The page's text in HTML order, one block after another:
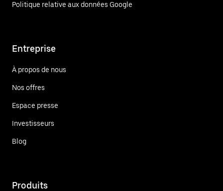
Politique relative aux données Google
Entreprise
À propos de nous
Nos offres
Espace presse
Investisseurs
Blog
Produits